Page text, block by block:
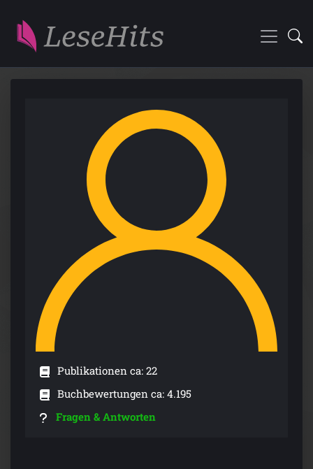
Publikationen ca: 22
Buchbewertungen ca: 4.195
Fragen & Antworten